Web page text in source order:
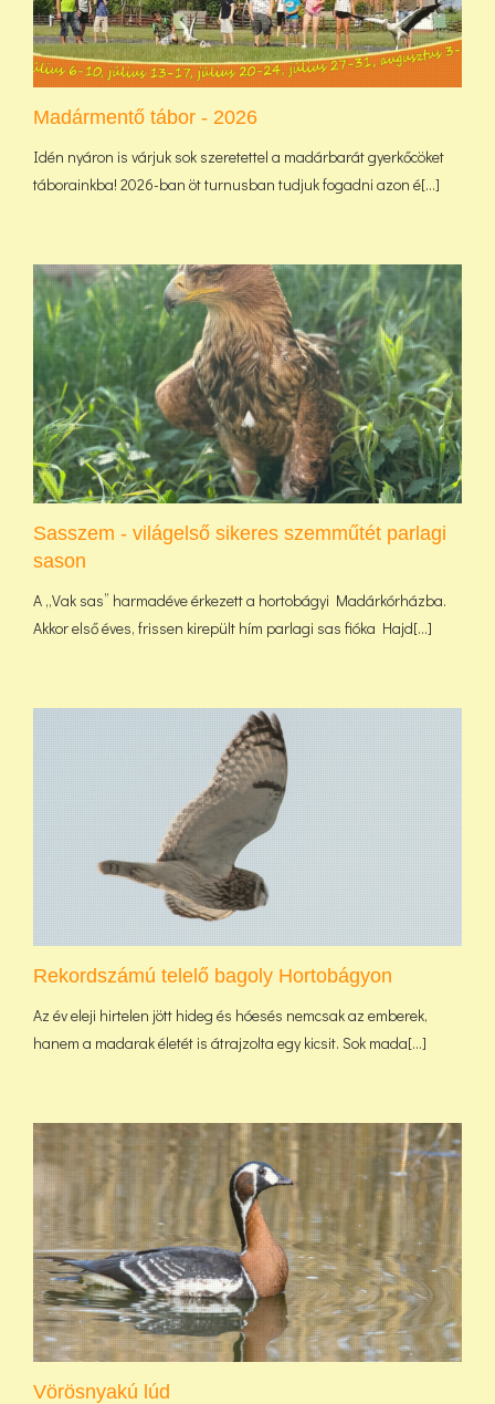
Madármentő tábor - 2026
Idén nyáron is várjuk sok szeretettel a madárbarát gyerkőcöket
táborainkba! 2026-ban öt turnusban tudjuk fogadni azon é[...]
Sasszem - világelső sikeres szemműtét parlagi
sason
A „Vak sas” harmadéve érkezett a hortobágyi Madárkórházba.
Akkor első éves, frissen kirepült hím parlagi sas fióka Hajd[...]
Rekordszámú telelő bagoly Hortobágyon
Az év eleji hirtelen jött hideg és hóesés nemcsak az emberek,
hanem a madarak életét is átrajzolta egy kicsit. Sok mada[...]
Vörösnyakú lúd